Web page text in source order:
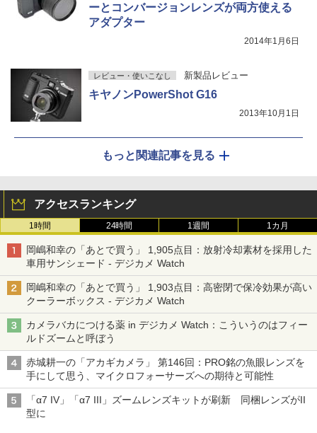
ーとコンバージョンレンズが両方使える
アダプター
2014年1月6日
レビュー・使いこなし 新製品レビュー
キヤノンPowerShot G16
2013年10月1日
もっと関連記事を見る
アクセスランキング
1時間 24時間 1週間 1カ月
岡嶋和幸の「あとで買う」 1,905点目：放射冷却素材を採用した
車用サンシェード - デジカメ Watch
岡嶋和幸の「あとで買う」 1,903点目：高密閉で保冷効果が高い
クーラーボックス - デジカメ Watch
カメラバカにつける薬 in デジカメ Watch：こういうのはフィー
ルドズームと呼ぼう
赤城耕一の「アカギカメラ」 第146回：PRO銘の魚眼レンズを
手にして思う、マイクロフォーサーズへの期待と可能性
「α7 IV」「α7 III」ズームレンズキットが刷新 同梱レンズがII
型に